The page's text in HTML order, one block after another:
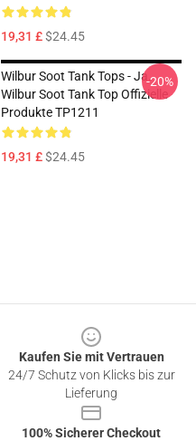
19,31 £$24.45
Wilbur Soot Tank Tops - Ja.
Wilbur Soot Tank Top Offizielle
Produkte TP1211
19,31 £$24.45
-20%
Kaufen Sie mit Vertrauen
24/7 Schutz von Klicks bis zur
Lieferung
100% Sicherer Checkout